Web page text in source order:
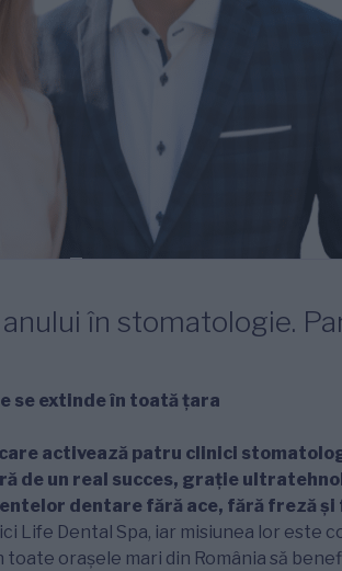
în stomatologie.
se extinde în toată țara
activează patru clinici
de un real succes, grație
dentare fără ace, fără freză și
Life Dental Spa, iar misiunea lor este
orașele mari din România să